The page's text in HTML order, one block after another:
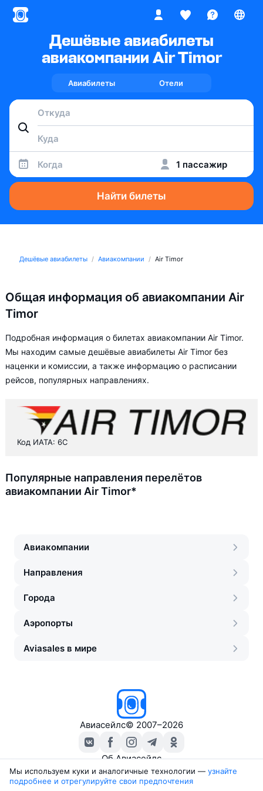
Дешёвые авиабилеты
авиакомпании Air Timor
Авиабилеты Отели
Когда 1 пассажир
Найти билеты
Дешёвые авиабилеты Авиакомпании Air Timor
Общая информация об авиакомпании Air
Timor
Подробная информация о билетах авиакомпании Air Timor.
Мы находим самые дешёвые авиабилеты Air Timor без
наценки и комиссии, а также информацию о расписании
рейсов, популярных направлениях.
Код ИАТА: 6C
Популярные направления перелётов
авиакомпании Air Timor*
Авиакомпании
Направления
Города
Аэропорты
Aviasales в мире
Авиасейлс© 2007–2026
Об Авиасейлс
Пресс‑центр
Travelpayouts
Мы используем куки и аналогичные технологии — узнайте
подробнее и отрегулируйте свои предпочтения